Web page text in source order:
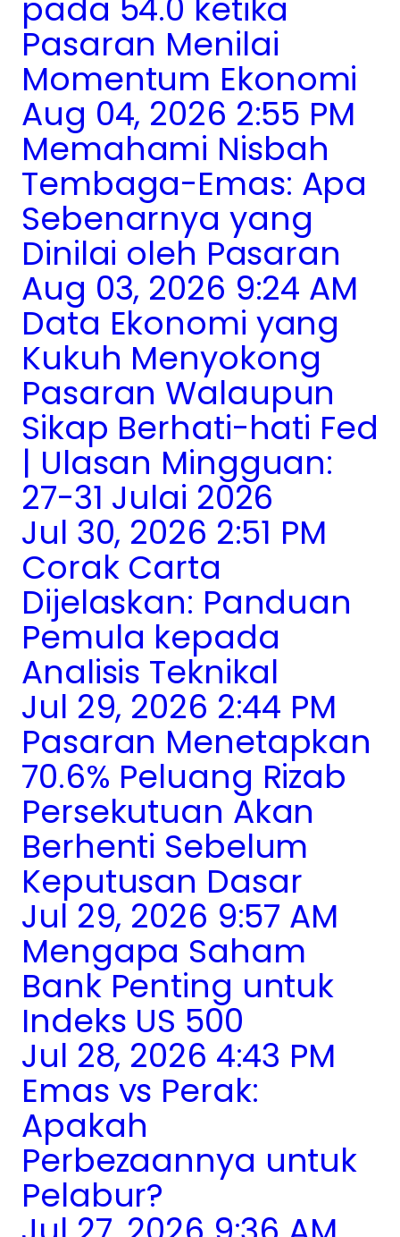
pada 54.0 ketika
Pasaran Menilai
Momentum Ekonomi
Aug 04, 2026 2:55 PM
Memahami Nisbah
Tembaga-Emas: Apa
Sebenarnya yang
Dinilai oleh Pasaran
Aug 03, 2026 9:24 AM
Data Ekonomi yang
Kukuh Menyokong
Pasaran Walaupun
Sikap Berhati-hati Fed
| Ulasan Mingguan:
27-31 Julai 2026
Jul 30, 2026 2:51 PM
Corak Carta
Dijelaskan: Panduan
Pemula kepada
Analisis Teknikal
Jul 29, 2026 2:44 PM
Pasaran Menetapkan
70.6% Peluang Rizab
Persekutuan Akan
Berhenti Sebelum
Keputusan Dasar
Jul 29, 2026 9:57 AM
Mengapa Saham
Bank Penting untuk
Indeks US 500
Jul 28, 2026 4:43 PM
Emas vs Perak:
Apakah
Perbezaannya untuk
Pelabur?